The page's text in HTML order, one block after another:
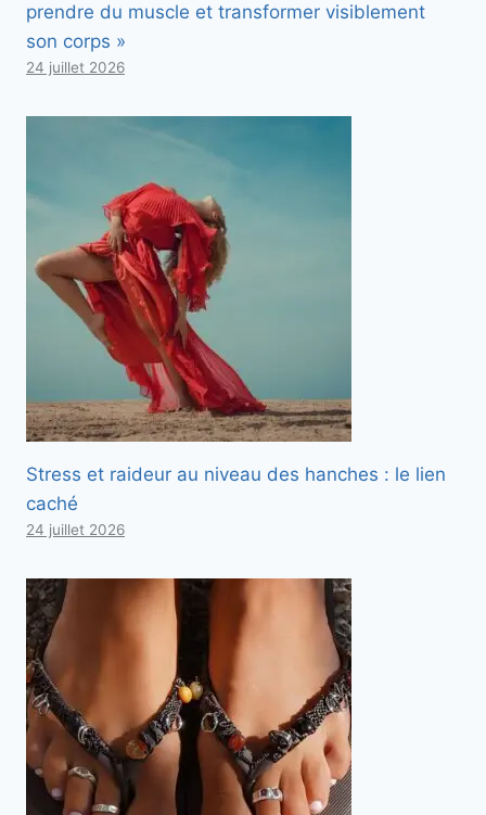
prendre du muscle et transformer visiblement
son corps »
24 juillet 2026
Stress et raideur au niveau des hanches : le lien
caché
24 juillet 2026